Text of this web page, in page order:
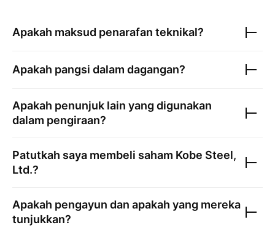
Apakah maksud penarafan teknikal?
Apakah pangsi dalam dagangan?
Apakah penunjuk lain yang digunakan
dalam pengiraan?
Patutkah saya membeli saham Kobe Steel,
Ltd.?
Apakah pengayun dan apakah yang mereka
tunjukkan?